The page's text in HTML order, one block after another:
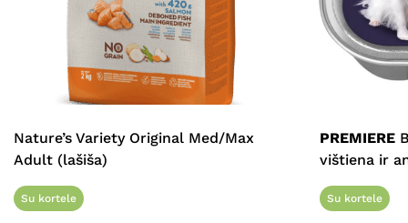
Nature’s Variety Original Med/Max
Adult (lašiša)
Su kortele
PREMIERE
vištiena ir
Su kortele